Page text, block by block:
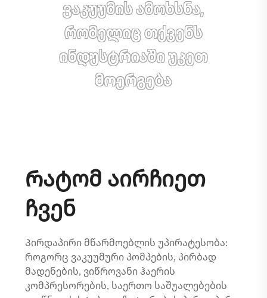
ვაკუუმის ამოხსნა,
რომელიც თქვენს
ინდუსტრიაში უკეთ
მოერგება
Რატომ აირჩიეთ
ჩვენ
Პირდაპირი მწარმოებლის უპირატესობა:
როგორც ვაკუუმური პომპების, პირბად
მადენების, ვიწროვანი ჰაერის
კომპრესორების, საერთო საშუალებების